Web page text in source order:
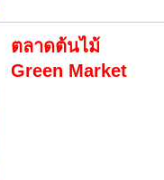
ตลาดต้นไม้
Green Market